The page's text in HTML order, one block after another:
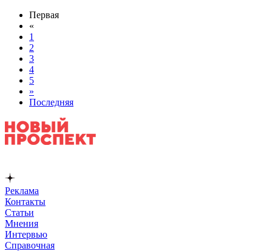
Первая
«
1
2
3
4
5
»
Последняя
Реклама
Контакты
Статьи
Мнения
Интервью
Справочная